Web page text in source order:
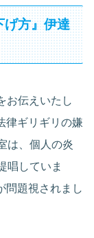
げ方』伊達
お伝えいたし
律ギリギリの嫌
は、個人の炎
唱していま
問題視されまし